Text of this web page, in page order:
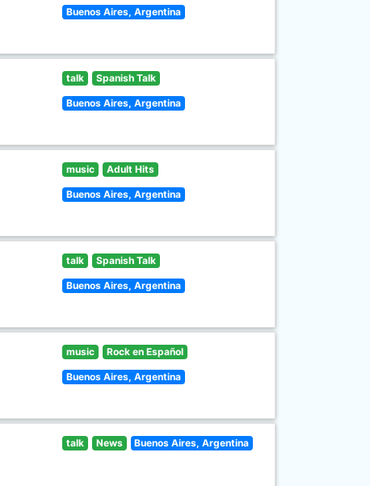
Buenos Aires, Argentina
talk Spanish Talk
Buenos Aires, Argentina
music Adult Hits
Buenos Aires, Argentina
talk Spanish Talk
Buenos Aires, Argentina
music Rock en Español
Buenos Aires, Argentina
talk News Buenos Aires, Argentina